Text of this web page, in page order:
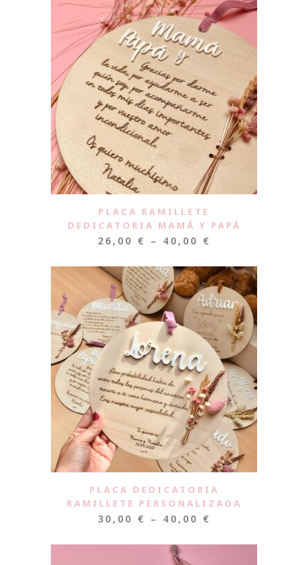
PLACA RAMILLETE
DEDICATORIA MAMÁ Y PAPÁ
26,00 € – 40,00 €
PLACA DEDICATORIA
RAMILLETE PERSONALIZADA
30,00 € – 40,00 €